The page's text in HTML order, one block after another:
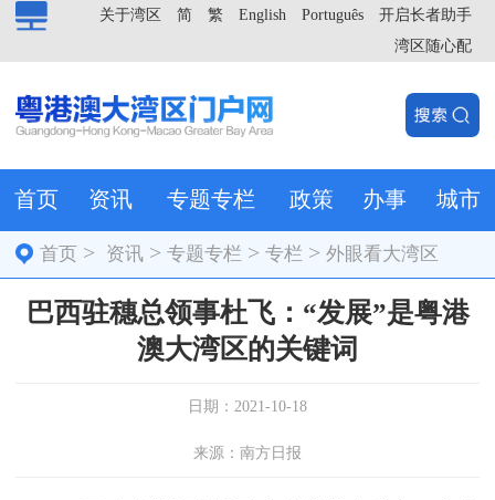
开启长者助手
Português
English
繁
简
关于湾区
湾区随心配
首页 资讯 专题专栏 政策 办事 城市
首页 > 资讯 >专题专栏 >专栏 >外眼看大湾区
巴西驻穗总领事杜飞：“发展”是粤港
澳大湾区的关键词
日期：2021-10-18
来源：南方日报